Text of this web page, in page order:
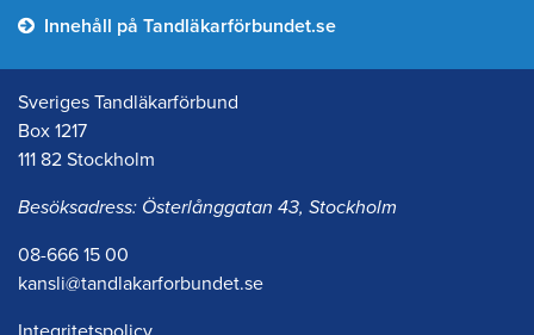
Innehåll på Tandläkarförbundet.se
Sveriges Tandläkarförbund
Box 1217
111 82 Stockholm
Besöksadress: Österlånggatan 43, Stockholm
08-666 15 00
kansli@tandlakarforbundet.se